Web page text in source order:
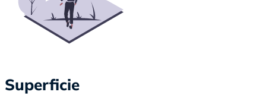
Superficie